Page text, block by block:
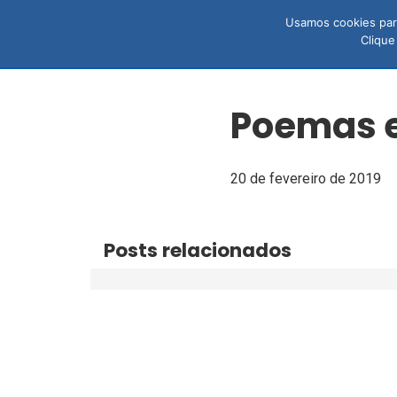
LIVROS
Poemas
20 de fevereiro de 2019
Posts relacionados
Usamos cookies